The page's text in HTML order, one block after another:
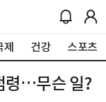
제 건강 스포츠
령…무슨 일?